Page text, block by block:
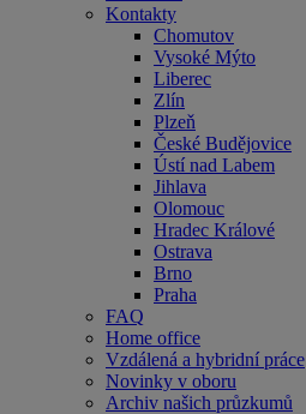
Kontakty
Chomutov
Vysoké Mýto
Liberec
Zlín
Plzeň
České Budějovice
Ústí nad Labem
Jihlava
Olomouc
Hradec Králové
Ostrava
Brno
Praha
FAQ
Home office
Vzdálená a hybridní práce
Novinky v oboru
Archiv našich průzkumů